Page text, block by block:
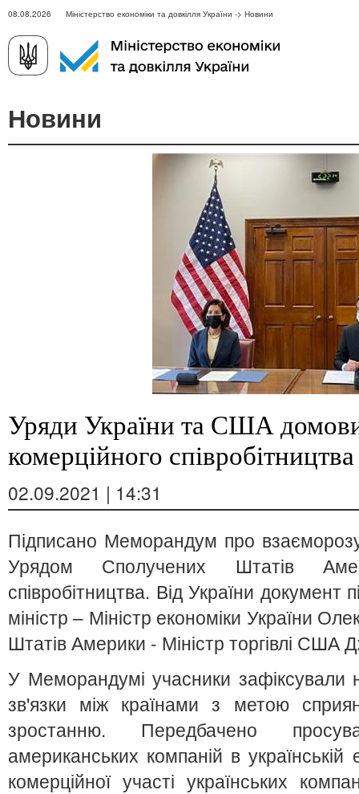
08.08.2026 Міністерство економіки та довкілля України -> Новини
Новини
Уряди України та США
комерційного співробітництва
02.09.2021 | 14:31
Підписано Меморандум про
Урядом Сполучених Штатів
співробітництва. Від України
міністр – Міністр економіки України
Штатів Америки - Міністр торгівлі
У Меморандумі учасники зафіксували
зв'язки між країнами з метою
зростанню. Передбачено
американських компаній в українській
комерційної участі українських